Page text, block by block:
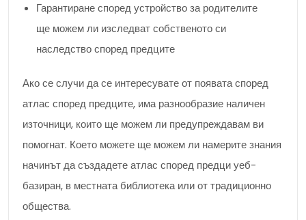
Гарантиране според устройство за родителите
ще можем ли изследват собственото си
наследство според предците
Ако се случи да се интересувате от появата според
атлас според предците, има разнообразие наличен
източници, които ще можем ли предупреждавам ви
помогнат. Което можете ще можем ли намерите знания
начинът да създадете атлас според предци уеб-
базиран, в местната библиотека или от традиционно
общества.